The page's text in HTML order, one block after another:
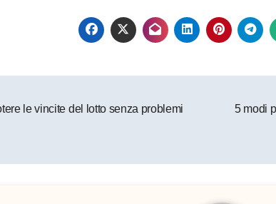
le vincite del lotto senza problemi 5 modi